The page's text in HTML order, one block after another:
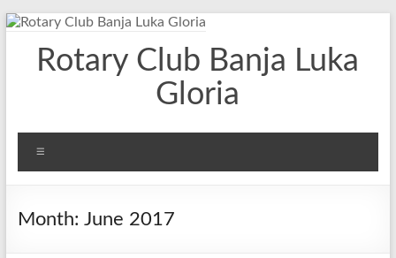
Skip
contentRotary Club Banja Luka
Gloria
Month: June 2017